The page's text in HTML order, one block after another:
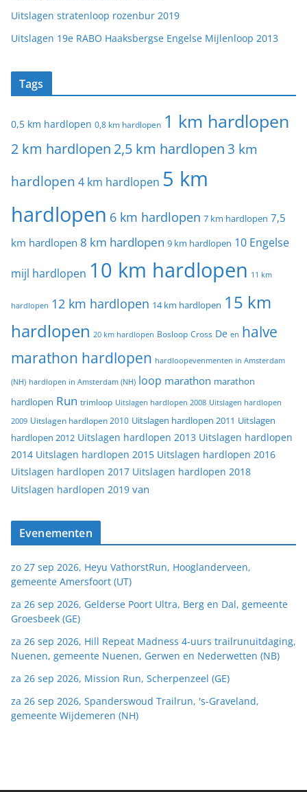
Uitslagen stratenloop rozenbur 2019
Uitslagen 19e RABO Haaksbergse Engelse Mijlenloop 2013
Tags
0,5 km hardlopen 0,8 km hardlopen 1 km hardlopen
2 km hardlopen 2,5 km hardlopen 3 km
hardlopen 4 km hardlopen 5 km
hardlopen 6 km hardlopen 7 km hardlopen 7,5
km hardlopen 8 km hardlopen 9 km hardlopen 10 Engelse
mijl hardlopen 10 km hardlopen 11 km
hardlopen 12 km hardlopen 14 km hardlopen 15 km
hardlopen 20 km hardlopen Bosloop Cross De en halve
marathon hardlopen hardloopevenmenten in Amsterdam
(NH) hardlopen in Amsterdam (NH) loop marathon marathon
hardlopen Run trimloop Uitslagen hardlopen 2008 Uitslagen hardlopen
2009 Uitslagen hardlopen 2010 Uitslagen hardlopen 2011 Uitslagen
hardlopen 2012 Uitslagen hardlopen 2013 Uitslagen hardlopen
2014 Uitslagen hardlopen 2015 Uitslagen hardlopen 2016
Uitslagen hardlopen 2017 Uitslagen hardlopen 2018
Uitslagen hardlopen 2019 van
Evenementen
zo 27 sep 2026, Heyu VathorstRun, Hooglanderveen,
gemeente Amersfoort (UT)
za 26 sep 2026, Gelderse Poort Ultra, Berg en Dal, gemeente
Groesbeek (GE)
za 26 sep 2026, Hill Repeat Madness 4-uurs trailrunuitdaging,
Nuenen, gemeente Nuenen, Gerwen en Nederwetten (NB)
za 26 sep 2026, Mission Run, Scherpenzeel (GE)
za 26 sep 2026, Spanderswoud Trailrun, 's-Graveland,
gemeente Wijdemeren (NH)